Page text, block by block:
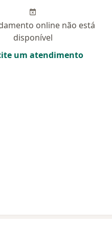
online não está
disponível
um atendimento